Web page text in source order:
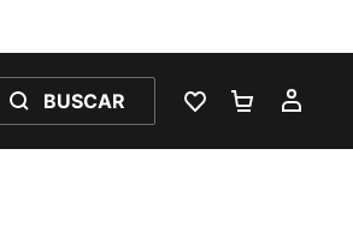
BUSCAR
LISTA DE